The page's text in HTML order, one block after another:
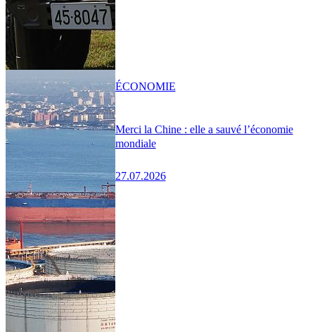
Merci la Chine : elle a sauvé l’économie
mondiale
27.07.2026
ÉCONOMIE